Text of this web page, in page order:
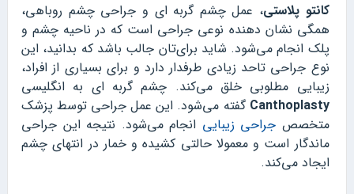
کانتو پلاستی، عمل چشم گربه ای و جراحی چشم روباهی،
همگی نشان دهنده نوعی جراحی است که در ناحیه چشم و
پلک انجام می‌شود. شاید برای‌تان جالب باشد که بدانید، این
نوع جراحی تاحد زیادی طرفدار دارد و برای بسیاری از افراد،
زیبایی مطلوبی خلق می‌کند. چشم گربه ای به انگلیسی
Canthoplasty گفته می‌شود. این عمل جراحی توسط پزشک
متخصص جراحی زیبایی انجام می‌شود. نتیجه این جراحی
ماندگار است و معمولا حالتی کشیده و خمار در انتهای چشم
ایجاد می‌کند.